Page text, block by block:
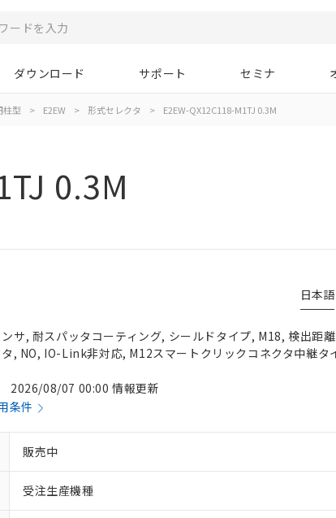
ダウンロード サポート セミナ
柱型 > E2EW > 形式セレクタ > E2EW-QX12C118-M1TJ 0.3M
0.3M
日本語
サ, 耐スパッタコーティング, シールドタイプ, M18, 検出距
, NO, IO-Link非対応, M12スマートクリックコネクタ中継タ
2026/08/07 00:00 情報更新
条件
販売中
受注生産機種